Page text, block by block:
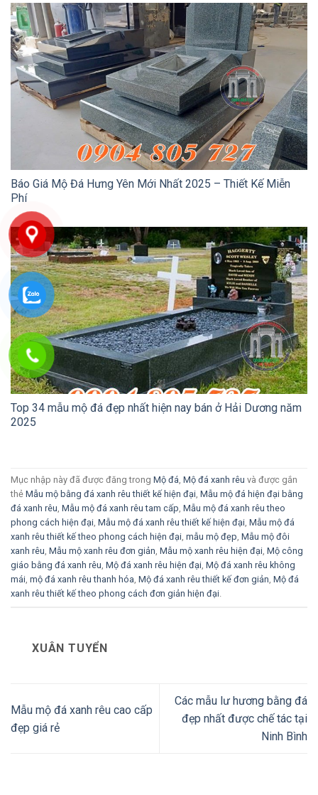
Báo Giá Mộ Đá Hưng Yên Mới Nhất 2025 – Thiết Kế Miễn
Phí
Top 34 mẫu mộ đá đẹp nhất hiện nay bán ở Hải Dương năm
2025
Mục nhập này đã được đăng trong Mộ đá, Mộ đá xanh rêu và được gắn
thẻ Mẫu mộ bằng đá xanh rêu thiết kế hiện đại, Mẫu mộ đá hiện đại bằng
đá xanh rêu, Mẫu mộ đá xanh rêu tam cấp, Mẫu mộ đá xanh rêu theo
phong cách hiện đại, Mẫu mộ đá xanh rêu thiết kế hiện đại, Mẫu mộ đá
xanh rêu thiết kế theo phong cách hiện đại, mẫu mộ đẹp, Mẫu mộ đôi
xanh rêu, Mẫu mộ xanh rêu đơn giản, Mẫu mộ xanh rêu hiện đại, Mộ công
giáo bằng đá xanh rêu, Mộ đá xanh rêu hiện đại, Mộ đá xanh rêu không
mái, mộ đá xanh rêu thanh hóa, Mộ đá xanh rêu thiết kế đơn giản, Mộ đá
xanh rêu thiết kế theo phong cách đơn giản hiện đại.
XUÂN TUYỂN
Mẫu mộ đá xanh rêu cao cấp
đẹp giá rẻ
Các mẫu lư hương bằng đá
đẹp nhất được chế tác tại
Ninh Bình